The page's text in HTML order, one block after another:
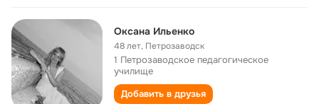
Оксана Ильенко
48 лет, Петрозаводск
1 Петрозаводское педагогическое
училище
Добавить в друзья